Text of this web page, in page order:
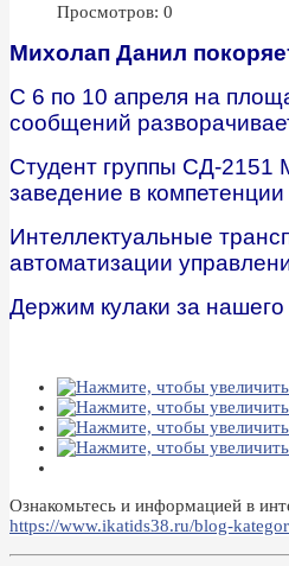
Просмотров: 0
Михолап Данил
С 6 по 10 апреля на
сообщений
Студент группы СД-2151
заведение в
Интеллектуальные
автоматизации
Держим кулаки за
Ознакомьтесь и информацией в
https://www.ikatids38.ru/blog-